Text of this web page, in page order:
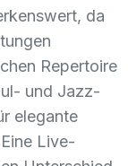
da
Repertoire
und Jazz-
elegante
Live-